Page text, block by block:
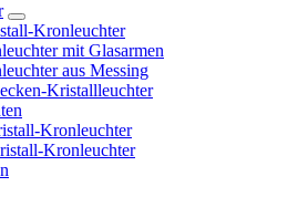
Kronleuchter
mit Glasarmen
aus Messing
Kristallleuchter
Kronleuchter
Kronleuchter